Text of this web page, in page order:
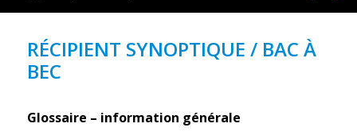
RÉCIPIENT SYNOPTIQUE / BAC À
BEC
Glossaire – information générale